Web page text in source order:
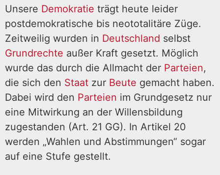
Unsere Demokratie trägt heute leider
postdemokratische bis neototalitäre Züge.
Zeitweilig wurden in Deutschland selbst
Grundrechte außer Kraft gesetzt. Möglich
wurde das durch die Allmacht der Parteien,
die sich den Staat zur Beute gemacht haben.
Dabei wird den Parteien im Grundgesetz nur
eine Mitwirkung an der Willensbildung
zugestanden (Art. 21 GG). In Artikel 20
werden „Wahlen und Abstimmungen“ sogar
auf eine Stufe gestellt.